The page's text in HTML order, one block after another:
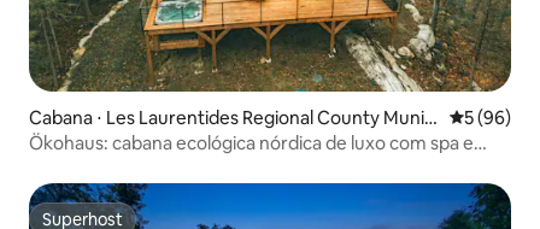
Cabana ⋅ Les Laurentides Regional County Munici
pality
5 de uma
5 (96)
Ökohaus: cabana ecológica nórdica de luxo com spa e
Superhost